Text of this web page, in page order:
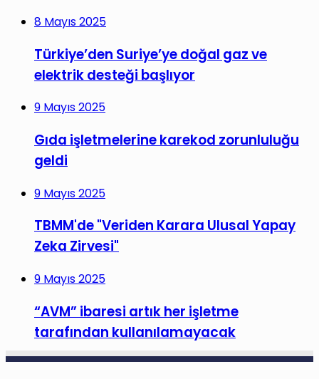
8 Mayıs 2025
Türkiye’den Suriye’ye doğal gaz ve
elektrik desteği başlıyor
9 Mayıs 2025
Gıda işletmelerine karekod zorunluluğu
geldi
9 Mayıs 2025
TBMM'de "Veriden Karara Ulusal Yapay
Zeka Zirvesi"
9 Mayıs 2025
“AVM” ibaresi artık her işletme
tarafından kullanılamayacak